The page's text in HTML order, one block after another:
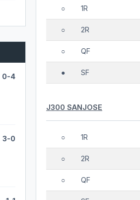
0-4
3-0
○ 1R
○ 2R
○ QF
● SF
J300 SANJOSE
○ 1R
○ 2R
○ QF